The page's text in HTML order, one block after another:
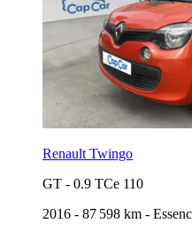
Renault Twingo
GT - 0.9 TCe 110
2016 - 87 598 km -